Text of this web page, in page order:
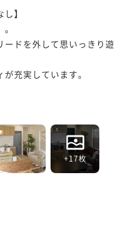
】
ドを外して思いっきり遊
充実しています。
+17枚